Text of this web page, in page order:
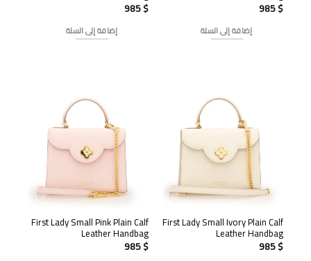
985$
إضافة إلى السلة
985$
إضافة إلى السلة
First Lady Small Ivory Plain Calf
Leather Handbag
985$
First Lady Small Pink Plain Calf
Leather Handbag
985$